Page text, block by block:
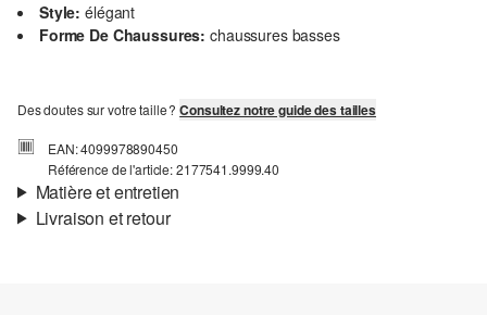
Style: élégant
Forme De Chaussures: chaussures basses
Des doutes sur votre taille ?Consultez notre guide des tailles
EAN: 4099978890450
Référence de l'article: 2177541.9999.40
Matière et entretien
Livraison et retour